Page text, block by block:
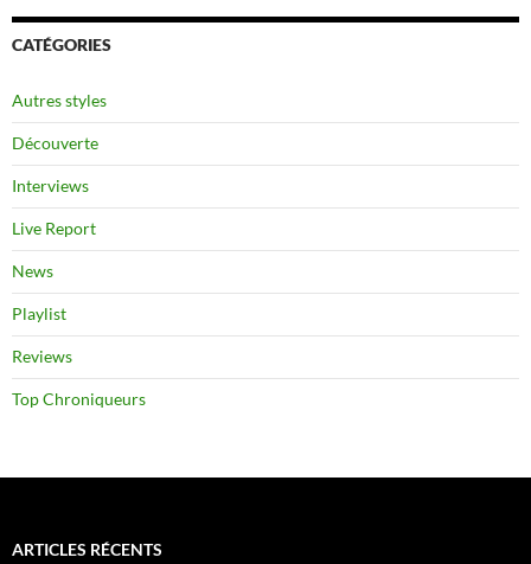
CATÉGORIES
Autres styles
Découverte
Interviews
Live Report
News
Playlist
Reviews
Top Chroniqueurs
ARTICLES RÉCENTS